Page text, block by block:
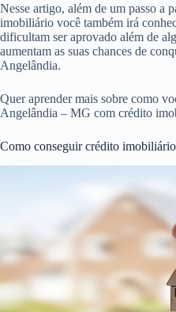
Nesse artigo, além de um passo a
imobiliário você também irá
dificultam ser aprovado além de
aumentam as suas chances de
Angelândia.
Quer aprender mais sobre como
Angelândia – MG com crédito
Como conseguir crédito